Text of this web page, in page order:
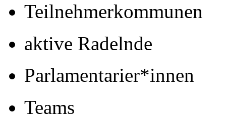
Teilnehmerkommunen
aktive Radelnde
Parlamentarier*innen
Teams